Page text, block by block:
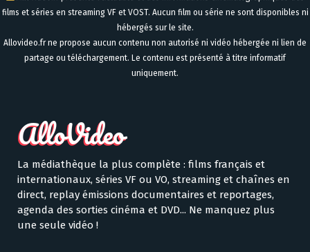
films et séries en streaming VF et VOST. Aucun film ou série ne sont disponibles ni
hébergés sur le site.
Allovideo.fr ne propose aucun contenu non autorisé ni vidéo hébergée ni lien de
partage ou téléchargement. Le contenu est présenté à titre informatif
uniquement.
La médiathèque la plus complète : films français et
internationaux, séries VF ou VO, streaming et chaînes en
direct, replay émissions documentaires et reportages,
agenda des sorties cinéma et DVD... Ne manquez plus
une seule vidéo !